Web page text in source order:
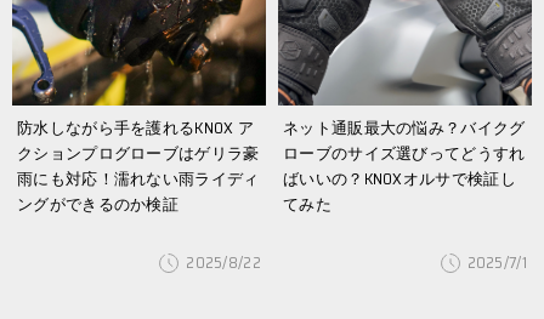
防水しながら手を護れるKNOX ア
クションプログローブはゲリラ豪
雨にも対応！濡れない雨ライディ
ングができるのか検証
2025/8/22
ネット通販最大の悩み？バイクグ
ローブのサイズ選びってどうすれ
ばいいの？KNOXオルサで検証し
てみた
2025/7/1